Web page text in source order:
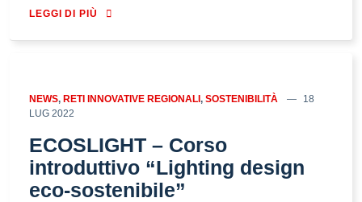
LEGGI DI PIÙ
NEWS, RETI INNOVATIVE REGIONALI , SOSTENIBILITÀ
18
LUG 2022
ECOSLIGHT – Corso
introduttivo “Lighting design
eco-sostenibile”